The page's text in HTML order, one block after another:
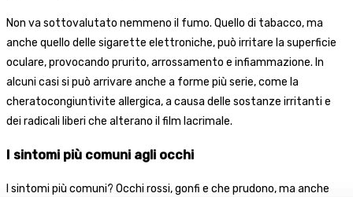
Non va sottovalutato nemmeno il fumo. Quello di tabacco, ma
anche quello delle sigarette elettroniche, può irritare la superficie
oculare, provocando prurito, arrossamento e infiammazione. In
alcuni casi si può arrivare anche a forme più serie, come la
cheratocongiuntivite allergica, a causa delle sostanze irritanti e
dei radicali liberi che alterano il film lacrimale.
I sintomi più comuni agli occhi
I sintomi più comuni? Occhi rossi, gonfi e che prudono, ma anche